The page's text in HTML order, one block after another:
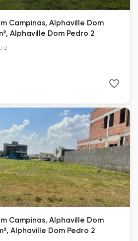
Campinas, Alphaville Dom
Alphaville Dom Pedro 2
2
Campinas, Alphaville Dom
Alphaville Dom Pedro 2